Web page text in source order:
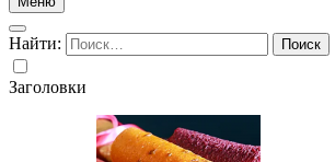
Найти:
Заголовки